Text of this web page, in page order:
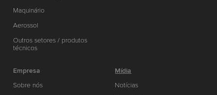
Maquinário
Aerossol
Outros setores / produtos
técnicos
Empresa
Sobre nós
Mídia
Notícias